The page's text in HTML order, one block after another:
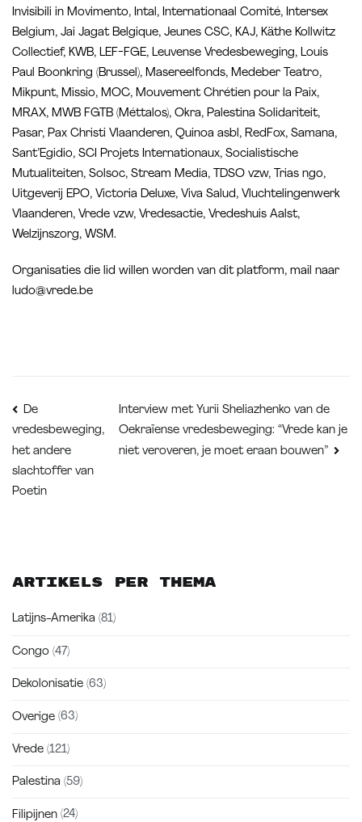
Invisibili in Movimento, Intal, Internationaal Comité, Intersex
Belgium, Jai Jagat Belgique, Jeunes CSC, KAJ, Käthe Kollwitz
Collectief, KWB, LEF-FGE, Leuvense Vredesbeweging, Louis
Paul Boonkring (Brussel), Masereelfonds, Medeber Teatro,
Mikpunt, Missio, MOC, Mouvement Chrétien pour la Paix,
MRAX, MWB FGTB (Méttalos), Okra, Palestina Solidariteit,
Pasar, Pax Christi Vlaanderen, Quinoa asbl, RedFox, Samana,
Sant’Egidio, SCI Projets Internationaux, Socialistische
Mutualiteiten, Solsoc, Stream Media, TDSO vzw, Trias ngo,
Uitgeverij EPO, Victoria Deluxe, Viva Salud, Vluchtelingenwerk
Vlaanderen, Vrede vzw, Vredesactie, Vredeshuis Aalst,
Welzijnszorg, WSM.
Organisaties die lid willen worden van dit platform, mail naar
ludo@vrede.be
Bericht
navigatie
De
vredesbeweging,
het andere
slachtoffer van
Poetin
Interview met Yurii Sheliazhenko van de
Oekraïense vredesbeweging: “Vrede kan je
niet veroveren, je moet eraan bouwen”
Artikels per thema
Latijns-Amerika (81)
Congo (47)
Dekolonisatie (63)
Overige (63)
Vrede (121)
Palestina (59)
Filipijnen (24)